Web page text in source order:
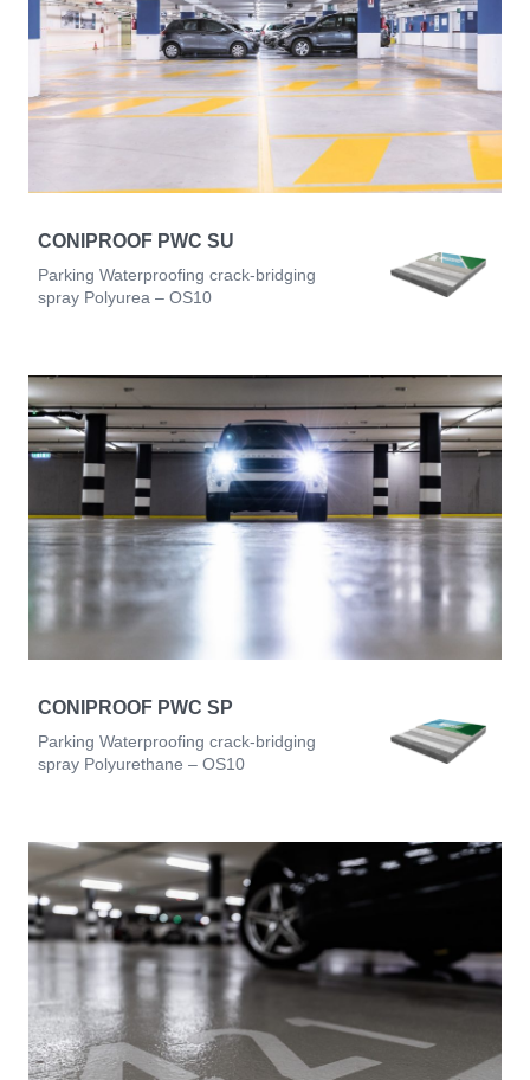
CONIPROOF PWC SU
Parking Waterproofing crack-bridging
spray Polyurea – OS10
CONIPROOF PWC SP
Parking Waterproofing crack-bridging
spray Polyurethane – OS10